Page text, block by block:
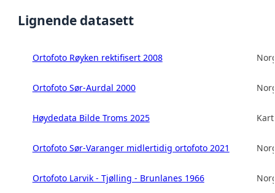
Lignende datasett
Ortofoto Røyken rektifisert 2008
Ortofoto Sør-Aurdal 2000
Høydedata Bilde Troms 2025
Ortofoto Sør-Varanger midlertidig ortofoto 2021
Ortofoto Larvik - Tjølling - Brunlanes 1966